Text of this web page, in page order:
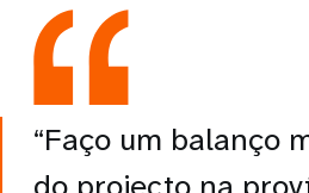
“Faço um balanço
do projecto na